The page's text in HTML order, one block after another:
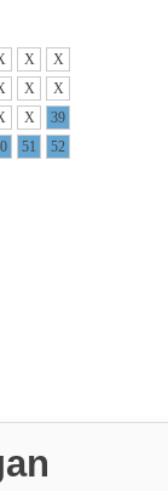
X
X
X
X
X
39
51
52